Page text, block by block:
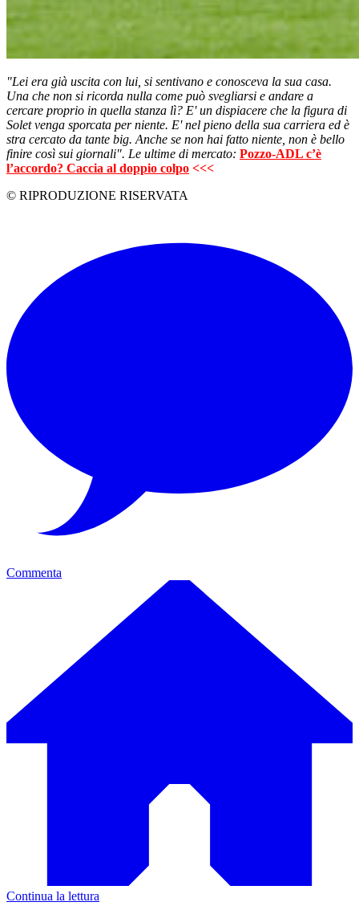
"Lei era già uscita con lui, si sentivano e conosceva la sua casa.
Una che non si ricorda nulla come può svegliarsi e andare a
cercare proprio in quella stanza lì? E' un dispiacere che la figura di
Solet venga sporcata per niente. E' nel pieno della sua carriera ed è
stra cercato da tante big. Anche se non hai fatto niente, non è bello
finire così sui giornali". Le ultime di mercato: Pozzo-ADL c’è
l’accordo? Caccia al doppio colpo <<<
© RIPRODUZIONE RISERVATA
Commenta
Continua la lettura